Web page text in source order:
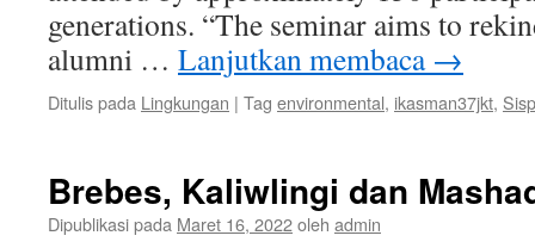
generations. “The seminar aims to
alumni … Lanjutkan membaca →
Ditulis pada Lingkungan | Tag environmental, ikasman37jkt,
Brebes, Kaliwlingi dan
Dipublikasi pada Maret 16, 2022oleh admin